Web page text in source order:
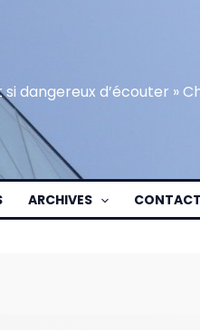
dangereux d’écouter »
ARCHIVES CONTACT